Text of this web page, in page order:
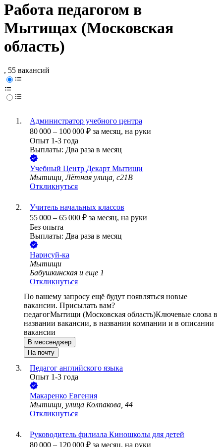
Работа педагогом в
Мытищах (Московская
область)
, 55 вакансий
Администратор учебного центра
80 000 – 100 000 ₽ за месяц, на руки
Опыт 1-3 года
Выплаты: Два раза в месяц
Учебный Центр Декарт Мытищи
Мытищи, Лётная улица, с21В
Откликнуться
Учитель начальных классов
55 000 – 65 000 ₽ за месяц, на руки
Без опыта
Выплаты: Два раза в месяц
Нарисуй-ка
Мытищи
Бабушкинская и еще 1
Откликнуться
По вашему запросу ещё будут появляться новые
вакансии. Присылать вам?
педагогМытищи (Московская область)Ключевые слова в
названии вакансии, в названии компании и в описании
вакансии
В мессенджер
На почту
Педагог английского языка
Опыт 1-3 года
Макаренко Евгения
Мытищи, улица Колпакова, 44
Откликнуться
Руководитель филиала Киношколы для детей
80 000 – 120 000 ₽ за месяц, на руки